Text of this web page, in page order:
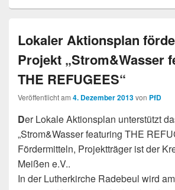
Lokaler Aktionsplan
Projekt „Strom&Wasser
THE REFUGEES“
Veröffentlicht am 4. Dezember 2013von PfD
Der Lokale Aktionsplan unterstützt
„Strom&Wasser featuring THE
Fördermitteln, Projektträger ist der
Meißen e.V..
In der Lutherkirche Radebeul wird